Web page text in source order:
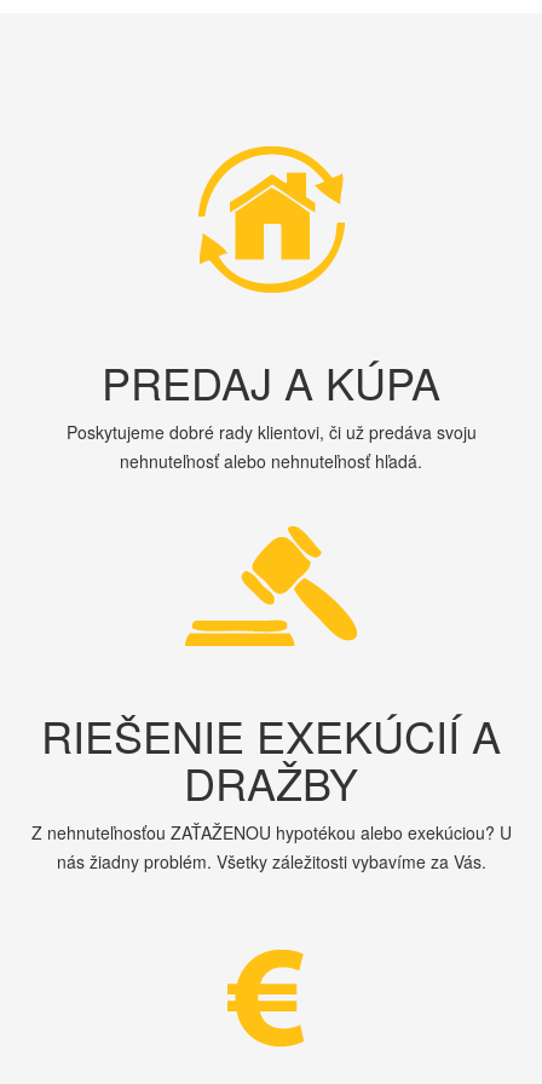
PREDAJ A KÚPA
Poskytujeme dobré rady klientovi, či už predáva svoju
nehnuteľnosť alebo nehnuteľnosť hľadá.
RIEŠENIE EXEKÚCIÍ A
DRAŽBY
Z nehnuteľnosťou ZAŤAŽENOU hypotékou alebo exekúciou? U
nás žiadny problém. Všetky záležitosti vybavíme za Vás.